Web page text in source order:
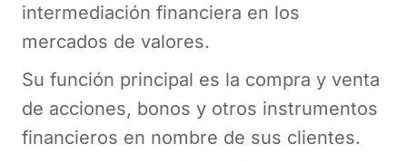
intermediación financiera en los
mercados de valores.
Su función principal es la compra y venta
de acciones, bonos y otros instrumentos
financieros en nombre de sus clientes.